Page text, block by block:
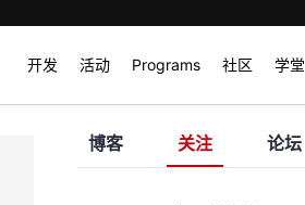
开发 活动 Programs 社区 学堂
博客 关注 论坛